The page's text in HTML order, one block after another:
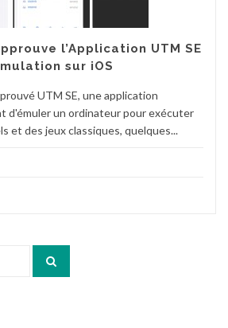
l’Application UTM SE
sur iOS
UTM SE, une application
d'émuler un ordinateur pour exécuter
et des jeux classiques, quelques...